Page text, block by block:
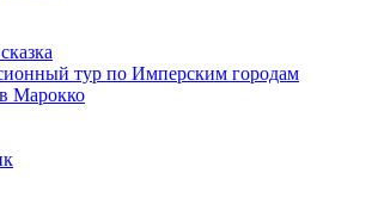
тур по Имперским городам
Марокко